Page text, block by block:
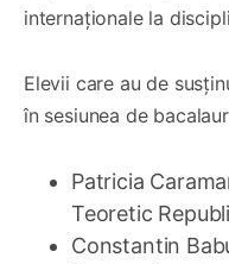
internaționale la
Elevii care au de
în sesiunea de
Patricia
Teoretic
Constantin